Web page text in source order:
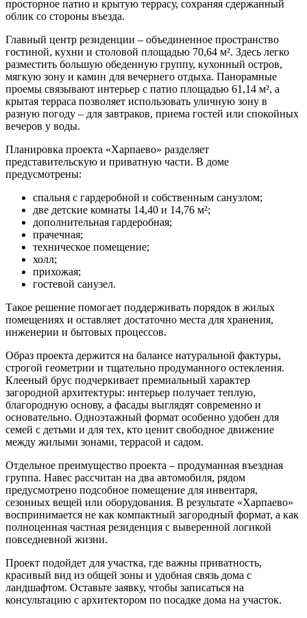
просторное патио и крытую террасу, сохраняя сдержанный
облик со стороны въезда.
Главный центр резиденции – объединенное пространство
гостиной, кухни и столовой площадью 70,64 м². Здесь легко
разместить большую обеденную группу, кухонный остров,
мягкую зону и камин для вечернего отдыха. Панорамные
проемы связывают интерьер с патио площадью 61,14 м², а
крытая терраса позволяет использовать уличную зону в
разную погоду – для завтраков, приема гостей или спокойных
вечеров у воды.
Планировка проекта «Харпаево» разделяет
представительскую и приватную части. В доме
предусмотрены:
спальня с гардеробной и собственным санузлом;
две детские комнаты 14,40 и 14,76 м²;
дополнительная гардеробная;
прачечная;
техническое помещение;
холл;
прихожая;
гостевой санузел.
Такое решение помогает поддерживать порядок в жилых
помещениях и оставляет достаточно места для хранения,
инженерии и бытовых процессов.
Образ проекта держится на балансе натуральной фактуры,
строгой геометрии и тщательно продуманного остекления.
Клееный брус подчеркивает премиальный характер
загородной архитектуры: интерьер получает теплую,
благородную основу, а фасады выглядят современно и
основательно. Одноэтажный формат особенно удобен для
семей с детьми и для тех, кто ценит свободное движение
между жилыми зонами, террасой и садом.
Отдельное преимущество проекта – продуманная въездная
группа. Навес рассчитан на два автомобиля, рядом
предусмотрено подсобное помещение для инвентаря,
сезонных вещей или оборудования. В результате «Харпаево»
воспринимается не как компактный загородный формат, а как
полноценная частная резиденция с выверенной логикой
повседневной жизни.
Проект подойдет для участка, где важны приватность,
красивый вид из общей зоны и удобная связь дома с
ландшафтом. Оставьте заявку, чтобы записаться на
консультацию с архитектором по посадке дома на участок.